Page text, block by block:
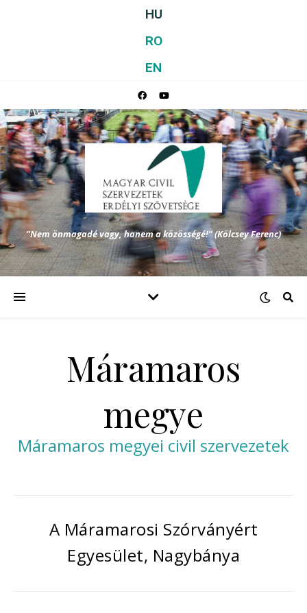
HU
RO
EN
"Nem önmagadé vagy, hanem a közösségé!" (Kölcsey Ferenc)
Máramaros
megye
Máramaros megyei civil szervezetek
A Máramarosi Szórványért
Egyesület, Nagybánya